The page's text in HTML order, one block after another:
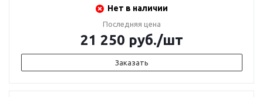
Нет в наличии
Последняя цена
21 250 руб./шт
Заказать